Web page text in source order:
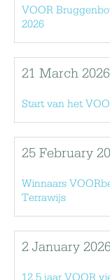
VOOR
2026
21 March 2026
Start van het
25 February
Winnaars
Terrawijs
2 January 2026